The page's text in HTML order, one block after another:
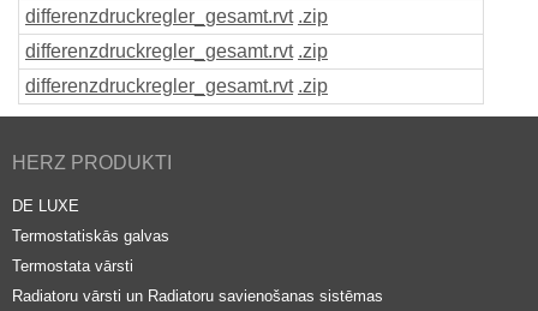
differenzdruckregler_gesamt.rvt .zip
differenzdruckregler_gesamt.rvt .zip
differenzdruckregler_gesamt.rvt .zip
HERZ PRODUKTI
DE LUXE
Termostatiskās galvas
Termostata vārsti
Radiatoru vārsti un Radiatoru savienošanas sistēmas